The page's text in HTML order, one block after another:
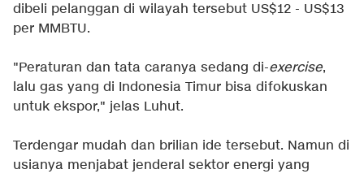
dibeli pelanggan di wilayah tersebut US$12 - US$13
per MMBTU.
"Peraturan dan tata caranya sedang di-exercise,
lalu gas yang di Indonesia Timur bisa difokuskan
untuk ekspor," jelas Luhut.
Terdengar mudah dan brilian ide tersebut. Namun di
usianya menjabat jenderal sektor energi yang